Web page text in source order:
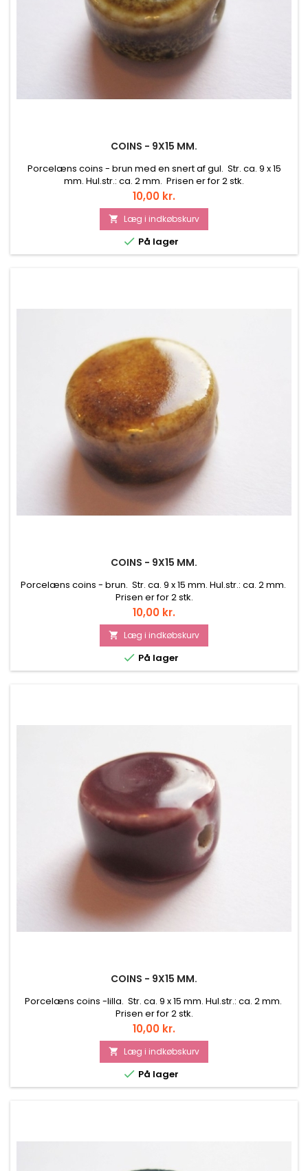
COINS - 9X15 MM.
Porcelæns coins - brun med en snert af gul. Str. ca. 9 x 15
mm. Hul.str.: ca. 2 mm. Prisen er for 2 stk.
Pris
10,00 kr.
 Læg i indkøbskurv
 På lager
COINS - 9X15 MM.
Porcelæns coins - brun. Str. ca. 9 x 15 mm. Hul.str.: ca. 2 mm.
Prisen er for 2 stk.
Pris
10,00 kr.
 Læg i indkøbskurv
 På lager
COINS - 9X15 MM.
Porcelæns coins -lilla. Str. ca. 9 x 15 mm. Hul.str.: ca. 2 mm.
Prisen er for 2 stk.
Pris
10,00 kr.
 Læg i indkøbskurv
 På lager